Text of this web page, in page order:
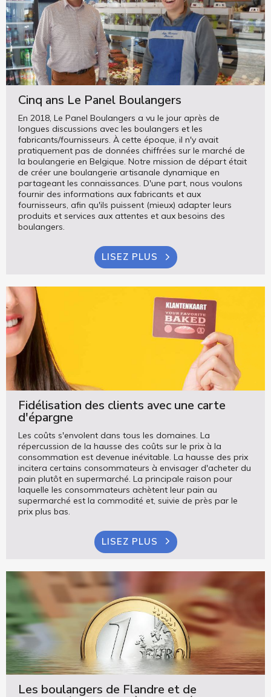
Cinq ans Le Panel Boulangers
En 2018, Le Panel Boulangers a vu le jour après de
longues discussions avec les boulangers et les
fabricants/fournisseurs. À cette époque, il n'y avait
pratiquement pas de données chiffrées sur le marché de
la boulangerie en Belgique. Notre mission de départ était
de créer une boulangerie artisanale dynamique en
partageant les connaissances. D'une part, nous voulons
fournir des informations aux fabricants et aux
fournisseurs, afin qu'ils puissent (mieux) adapter leurs
produits et services aux attentes et aux besoins des
boulangers.
LISEZ PLUS
Fidélisation des clients avec une carte
d'épargne
Les coûts s'envolent dans tous les domaines. La
répercussion de la hausse des coûts sur le prix à la
consommation est devenue inévitable. La hausse des prix
incitera certains consommateurs à envisager d'acheter du
pain plutôt en supermarché. La principale raison pour
laquelle les consommateurs achètent leur pain au
supermarché est la commodité et, suivie de près par le
prix plus bas.
LISEZ PLUS
Les boulangers de Flandre et de